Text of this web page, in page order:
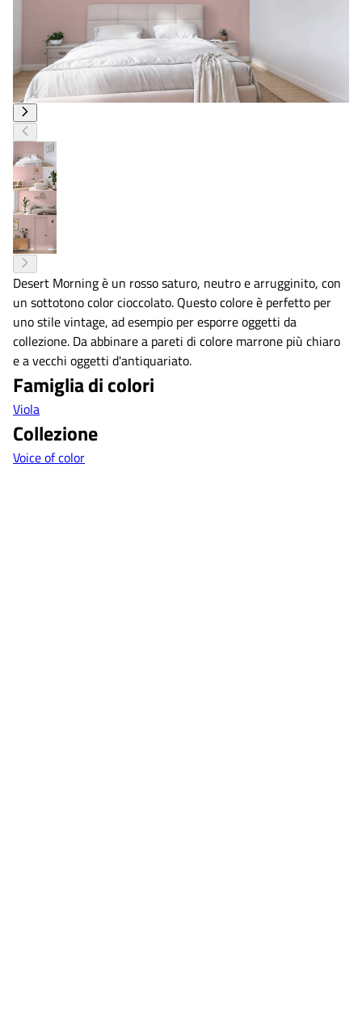
Desert Morning è un rosso saturo, neutro e arrugginito, con
un sottotono color cioccolato. Questo colore è perfetto per
uno stile vintage, ad esempio per esporre oggetti da
collezione. Da abbinare a pareti di colore marrone più chiaro
e a vecchi oggetti d'antiquariato.
Famiglia di colori
Viola
Collezione
Voice of color